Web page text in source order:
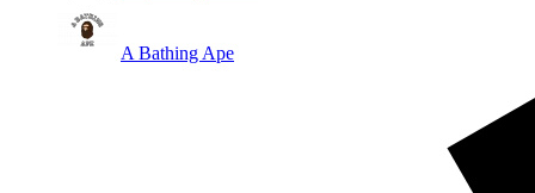
A Bathing Ape